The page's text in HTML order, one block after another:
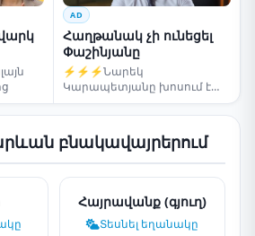
AD
Հաղթանակ չի ունեցել
Փաշինյանը
⚡⚡⚡Նարեկ
Կարապետյանը խոսում է
ընտրությունների մասին
բնակավայրերում
Հայրավանք (գյուղ)
Տեսնել եղանակը